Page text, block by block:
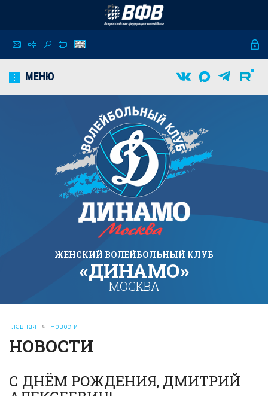
МЕНЮ
ЖЕНСКИЙ ВОЛЕЙБОЛЬНЫЙ КЛУБ
«ДИНАМО»
МОСКВА
Главная » Новости
НОВОСТИ
С ДНЁМ РОЖДЕНИЯ, ДМИТРИЙ